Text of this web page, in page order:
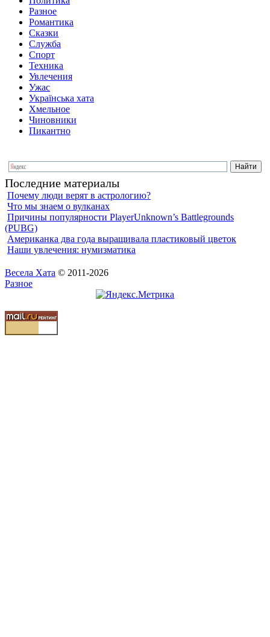
Разное
Романтика
Сказки
Служба
Спорт
Техника
Увлечения
Ужас
Українська хата
Хмельное
Чиновники
Пикантно
Последние материалы
Почему люди верят в астрологию?
Что мы знаем о вулканах
Причины популярности PlayerUnknown’s Battlegrounds
(PUBG)
Американка два года выращивала пластиковый цветок
Наши увлечения: нумизматика
Весела Хата © 2011-2026
Разное